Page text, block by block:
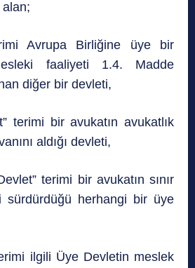
Avrupa Birliğine üye bir
faaliyeti 1.4. Madde
diğer bir devleti,
terimi bir avukatın avukatlık
aldığı devleti,
terimi bir avukatın sınır
sürdürdüğü herhangi bir üye
ilgili Üye Devletin meslek